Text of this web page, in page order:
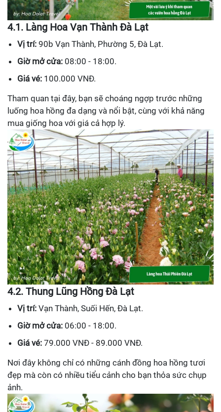
4.1. Làng Hoa Vạn Thành Đà Lạt
Vị trí: 90b Vạn Thành, Phường 5, Đà Lạt.
Giờ mở cửa: 08:00 - 18:00.
Giá vé: 100.000 VNĐ.
Tham quan tại đây, bạn sẽ choáng ngợp trước những
luống hoa hồng đa dạng và nổi bật, cùng với khả năng
mua giống hoa với giá cả hợp lý.
4.2. Thung Lũng Hồng Đà Lạt
Vị trí: Vạn Thành, Suối Hến, Đà Lạt.
Giờ mở cửa: 06:00 - 18:00.
Giá vé: 79.000 VNĐ - 89.000 VNĐ.
Nơi đây không chỉ có những cánh đồng hoa hồng tươi
đẹp mà còn có nhiều tiểu cảnh cho bạn thỏa sức chụp
ảnh.